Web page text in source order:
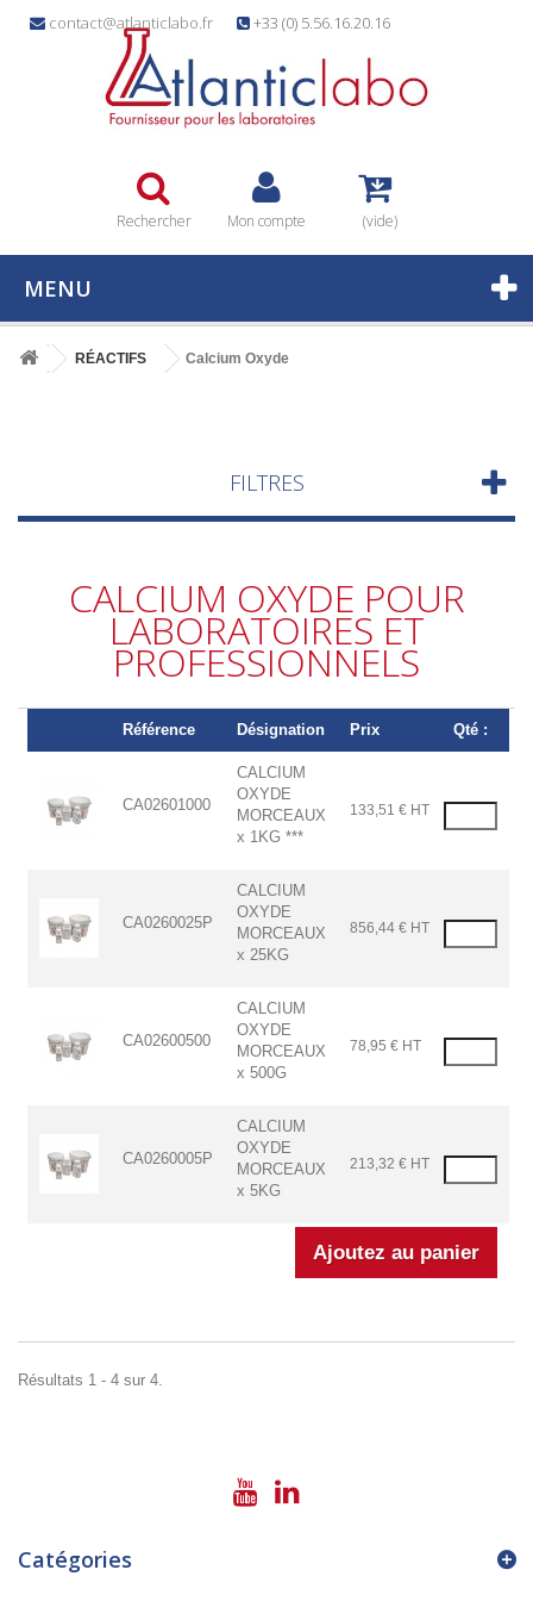
contact@atlanticlabo.fr +33 (0) 5.56.16.20.16
Rechercher Mon compte (vide)
MENU
RÉACTIFS Calcium Oxyde
FILTRES
CALCIUM OXYDE POUR
LABORATOIRES ET
PROFESSIONNELS
Référence Désignation Prix Qté :
CA02601000
CALCIUM
OXYDE
MORCEAUX
x 1KG ***
133,51 € HT
CA0260025P
CALCIUM
OXYDE
MORCEAUX
x 25KG
856,44 € HT
CA02600500
CALCIUM
OXYDE
MORCEAUX
x 500G
78,95 € HT
CA0260005P
CALCIUM
OXYDE
MORCEAUX
x 5KG
213,32 € HT
Résultats 1 - 4 sur 4.
Catégories